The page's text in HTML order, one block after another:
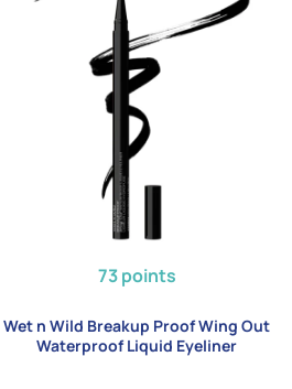
73 points
Wet n Wild Breakup Proof Wing Out
Waterproof Liquid Eyeliner